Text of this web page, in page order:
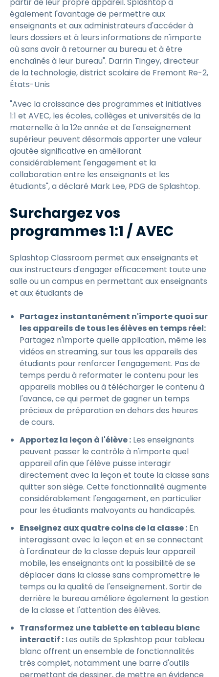
également l'avantage de permettre aux
enseignants et aux administrateurs d'accéder à
leurs dossiers et à leurs informations de n'importe
où sans avoir à retourner au bureau et à être
enchaînés à leur bureau". Darrin Tingey, directeur
de la technologie, district scolaire de Fremont Re-2,
États-Unis
"Avec la croissance des programmes et initiatives
1:1 et AVEC, les écoles, collèges et universités de la
maternelle à la 12e année et de l'enseignement
supérieur peuvent désormais apporter une valeur
ajoutée significative en améliorant
considérablement l'engagement et la
collaboration entre les enseignants et les
étudiants", a déclaré Mark Lee, PDG de Splashtop.
Surchargez vos
programmes 1:1 / AVEC
Splashtop Classroom permet aux enseignants et
aux instructeurs d'engager efficacement toute une
salle ou un campus en permettant aux enseignants
et aux étudiants de
Partagez instantanément n'importe quoi sur
les appareils de tous les élèves en temps réel:
Partagez n'importe quelle application, même les
vidéos en streaming, sur tous les appareils des
étudiants pour renforcer l'engagement. Pas de
temps perdu à reformater le contenu pour les
appareils mobiles ou à télécharger le contenu à
l'avance, ce qui permet de gagner un temps
précieux de préparation en dehors des heures
de cours.
Apportez la leçon à l'élève : Les enseignants
peuvent passer le contrôle à n'importe quel
appareil afin que l'élève puisse interagir
directement avec la leçon et toute la classe sans
quitter son siège. Cette fonctionnalité augmente
considérablement l'engagement, en particulier
pour les étudiants malvoyants ou handicapés.
Enseignez aux quatre coins de la classe : En
interagissant avec la leçon et en se connectant
à l'ordinateur de la classe depuis leur appareil
mobile, les enseignants ont la possibilité de se
déplacer dans la classe sans compromettre le
temps ou la qualité de l'enseignement. Sortir de
derrière le bureau améliore également la gestion
de la classe et l'attention des élèves.
Transformez une tablette en tableau blanc
interactif : Les outils de Splashtop pour tableau
blanc offrent un ensemble de fonctionnalités
très complet, notamment une barre d'outils